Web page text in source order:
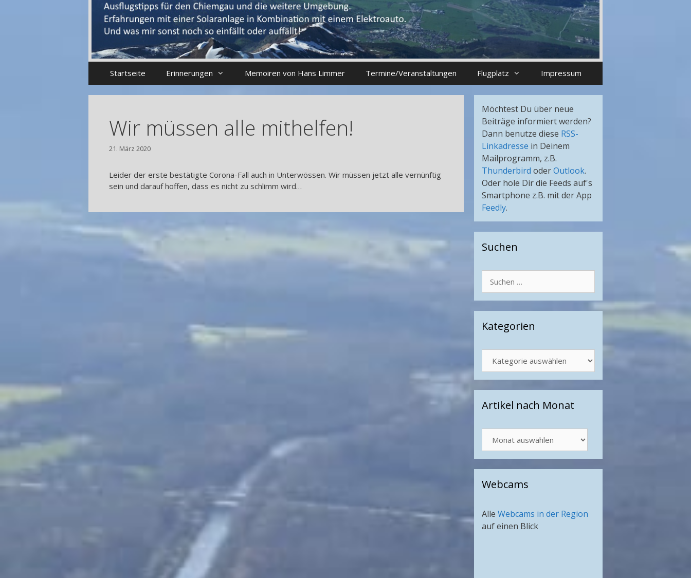
Startseite Erinnerungen Memoiren von Hans Limmer Termine/Veranstaltungen Flugplatz Impressum
Wir müssen alle mithelfen!
21. März 2020
Leider der erste bestätigte Corona-Fall auch in Unterwössen. Wir müssen jetzt alle vernünftig
sein und darauf hoffen, dass es nicht zu schlimm wird…
Möchtest Du über neue
Beiträge informiert werden?
Dann benutze diese RSS-
Linkadresse in Deinem
Mailprogramm, z.B.
Thunderbird oderOutlook.
Oder hole Dir die Feeds auf's
Smartphone z.B. mit der App
Feedly.
Suchen
nach:
Kategorien
Artikel nach Monat
nach
Monat
Webcams
Alle Webcams in der Region
auf einen Blick